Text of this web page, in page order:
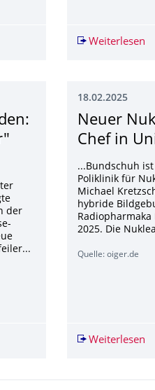
privat und gesetzlichWeiterlesen
der
"Akute Einsturzgefahr"
18.02.2025
Neuer
Chef in
...Bundschuh
Poliklinik für
Michael
hybride
Radiopharmaka
2025. Die
Quelle: oiger.de
Weiterlesen